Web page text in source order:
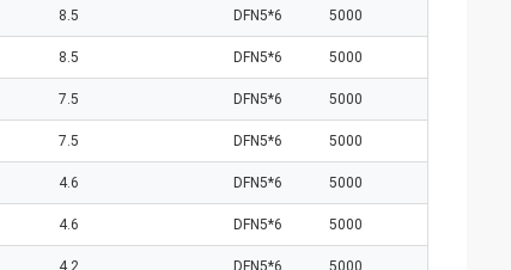
8.5 DFN5*6 5000
8.5 DFN5*6 5000
7.5 DFN5*6 5000
7.5 DFN5*6 5000
4.6 DFN5*6 5000
4.6 DFN5*6 5000
4.2 DFN5*6 5000